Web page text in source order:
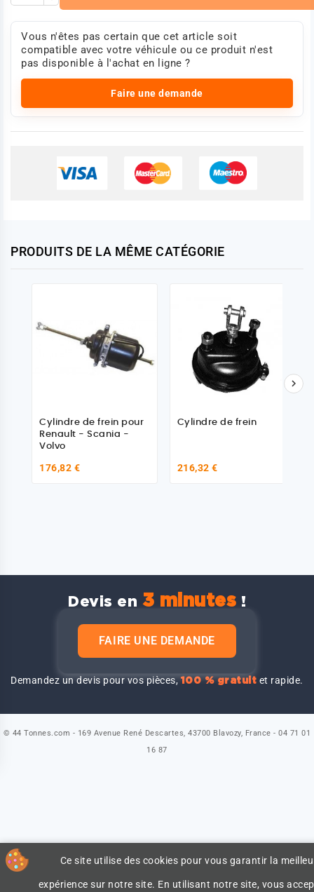
Longueur de la tige de piston [mm]:75
Filetage des tiges de piston:M20 x 1,5
Photo non contractuelle
Vous n'êtes pas certain que cet article soit
compatible avec votre véhicule ou ce produit n'est
pas disponible à l'achat en ligne ?
Faire une demande
PRODUITS DE LA MÊME CATÉGORIE
Cylindre de frein pour
Renault - Scania -
Volvo
176,82 €
Cylindre de frein
216,32 €

Devis en 3 minutes !
FAIRE UNE DEMANDE
Demandez un devis pour vos pièces,100 % gratuit et rapide.
Ce site utilise des cookies pour vous garantir la
expérience sur notre site. En utilisant notre site, vous
© 44 Tonnes.com - 169 Avenue René Descartes, 43700 Blavozy, France - 04 71 01
16 87